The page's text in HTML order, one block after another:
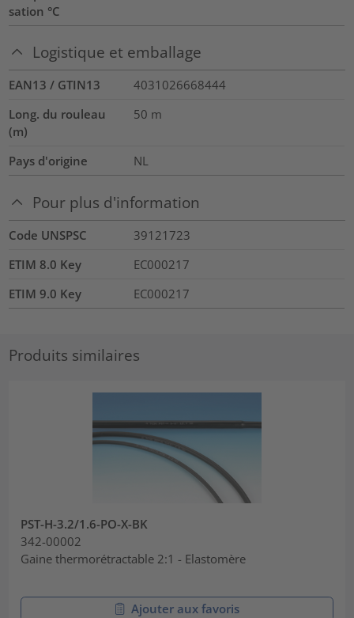
sation °C
Logistique et emballage
EAN13 / GTIN13
4031026668444
Long. du rouleau
(m)
50 m
Pays d'origine NL
Pour plus d'information
Code UNSPSC
39121723
ETIM 8.0 Key
EC000217
ETIM 9.0 Key
EC000217
Produits similaires
PST-H-3.2/1.6-PO-X-BK
342-00002
Gaine thermorétractable 2:1 - Elastomère
Ajouter aux favoris